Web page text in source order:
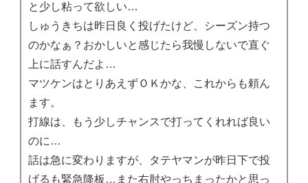
と少し粘って欲しい…
しゅうきちは昨日良く投げたけど、シーズン持つ
のかなぁ？おかしいと感じたら我慢しないで直ぐ
上に話すんだよ…
マツケンはとりあえずＯＫかな、これからも頼ん
ます。
打線は、もう少しチャンスで打ってくれれば良い
のに…
話は急に変わりますが、タテヤマンが昨日下で投
げるも緊急降板…また右肘やっちまったかと思っ